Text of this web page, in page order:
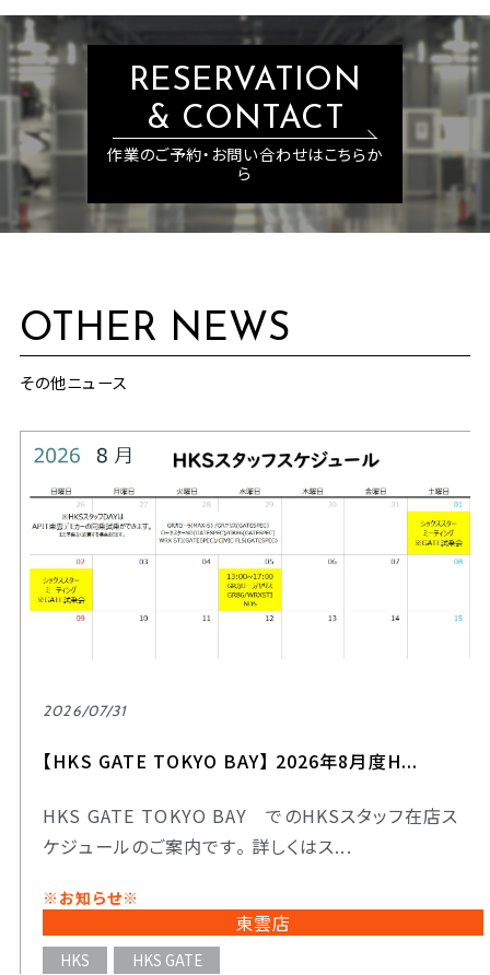
RESERVATION
& CONTACT
作業のご予約・お問い合わせはこちらか
ら
OTHER NEWS
その他ニュース
2026/07/31
【HKS GATE TOKYO BAY】 2026年8月度H...
HKS GATE TOKYO BAY でのHKSスタッフ在店ス
ケジュールのご案内です。 詳しくはス...
※お知らせ※
東雲店
HKS HKS GATE